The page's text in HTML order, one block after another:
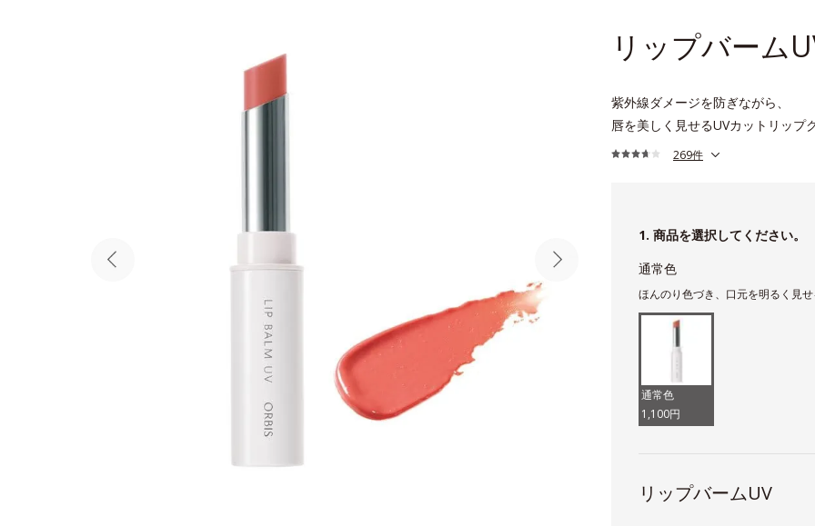
リップバーム
紫外線ダメージを防ぎながら、
唇を美しく見せるUVカットリップ
269件
1. 商品を選択してください。
通常色
ほんのり色づき、口元を明るく見せ
通常色
1,100円
リップバームUV